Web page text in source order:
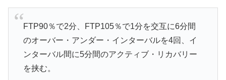
FTP90％で2分、FTP105％で1分を交互に6分間
のオーバー・アンダー・インターバルを4回、イ
ンターバル間に5分間のアクティブ・リカバリー
を挟む。